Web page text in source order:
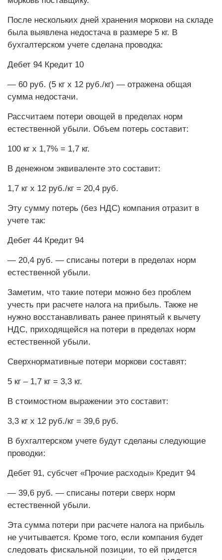
После нескольких дней хранения моркови на складе
была выявлена недостача в размере 5 кг. В
бухгалтерском учете сделана проводка:
Дебет 94 Кредит 10
— 60 руб. (5 кг х 12 руб./кг) — отражена общая
сумма недостачи.
Рассчитаем потери овощей в пределах норм
естественной убыли. Объем потерь составит:
100 кг х 1,7% = 1,7 кг.
В денежном эквиваленте это составит:
1,7 кг х 12 руб./кг = 20,4 руб.
Эту сумму потерь (без НДС) компания отразит в
учете так:
Дебет 44 Кредит 94
— 20,4 руб. — списаны потери в пределах норм
естественной убыли.
Заметим, что такие потери можно без проблем
учесть при расчете налога на прибыль. Также не
нужно восстанавливать ранее принятый к вычету
НДС, приходящейся на потери в пределах норм
естественной убыли.
Сверхнормативные потери моркови составят:
5 кг – 1,7 кг = 3,3 кг.
В стоимостном выражении это составит:
3,3 кг х 12 руб./кг = 39,6 руб.
В бухгалтерском учете будут сделаны следующие
проводки:
Дебет 91, субсчет «Прочие расходы» Кредит 94
— 39,6 руб. — списаны потери сверх норм
естественной убыли.
Эта сумма потери при расчете налога на прибыль
не учитывается. Кроме того, если компания будет
следовать фискальной позиции, то ей придется